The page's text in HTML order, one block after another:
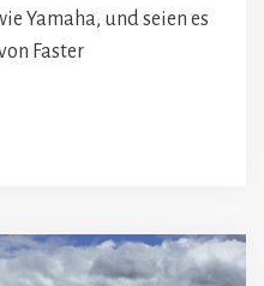
Yamaha, und seien es
Faster